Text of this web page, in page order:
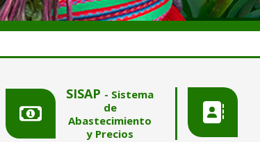
SISAP - Sistema
de
Abastecimiento
y Precios